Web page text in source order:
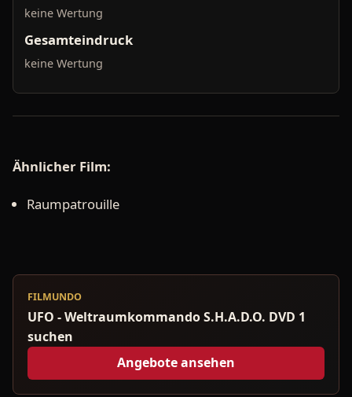
keine Wertung
Gesamteindruck
keine Wertung
Ähnlicher Film:
Raumpatrouille
FILMUNDO
UFO - Weltraumkommando S.H.A.D.O. DVD 1
suchen
Angebote ansehen